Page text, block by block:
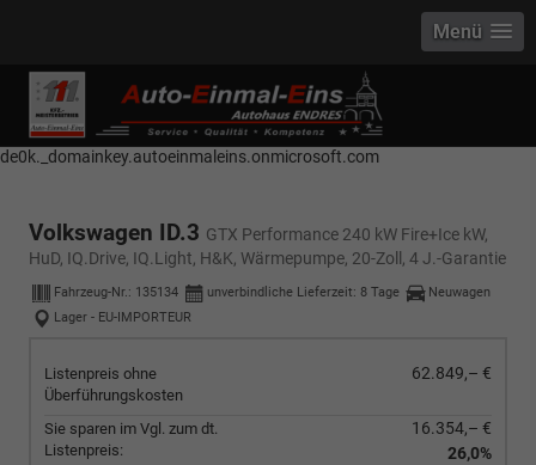
------------ Host Name : selector1._domainkey Points to address or value:
selector1-aee-de0k._domainkey.autoeinmaleins.onmicrosoft.com Host
Name : selector2._domainkey Points to address or value: selector2-aee-
de0k._domainkey.autoeinmaleins.onmicrosoft.com
Menü
Volkswagen ID.3 GTX Performance 240 kW Fire+Ice kW,
HuD, IQ.Drive, IQ.Light, H&K, Wärmepumpe, 20-Zoll, 4 J.-Garantie
Fahrzeug-Nr.: 135134 unverbindliche Lieferzeit: 8 Tage
Neuwagen
Lager - EU-IMPORTEUR
Listenpreis ohne
Überführungskosten
62.849,– €
Sie sparen im Vgl. zum dt.
Listenpreis:
16.354,– €
26,0%